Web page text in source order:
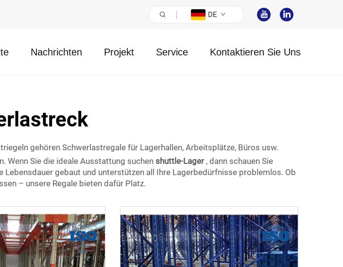
DE
Nachrichten Projekt Service Kontaktieren Sie Uns
gehören Schwerlastregale für Lagerhallen, Arbeitsplätze, Büros usw.
Wenn Sie die ideale Ausstattung suchen shuttle-Lager , dann schauen Sie
gebaut und unterstützen all Ihre Lagerbedürfnisse problemlos. Ob
– unsere Regale bieten dafür Platz.